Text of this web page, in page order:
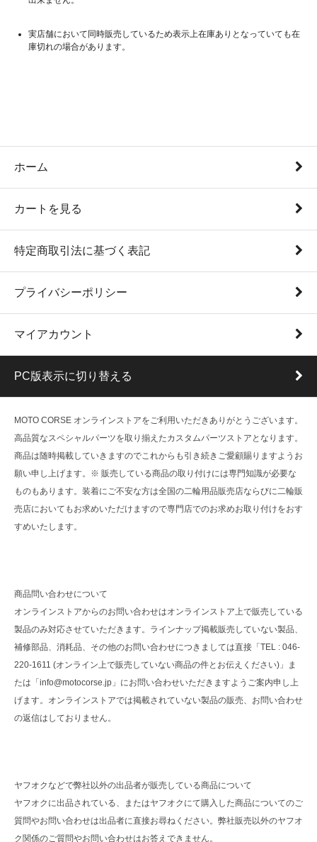
実店舗において同時販売しているため表示上在庫ありとなっていても在
庫切れの場合があります。
ホーム
カートを見る
特定商取引法に基づく表記
プライバシーポリシー
マイアカウント
PC版表示に切り替える
MOTO CORSE オンラインストアをご利用いただきありがとうございます。
高品質なスペシャルパーツを取り揃えたカスタムパーツストアとなります。
商品は随時掲載していきますのでこれからも引き続きご愛顧賜りますようお
願い申し上げます。※ 販売している商品の取り付けには専門知識が必要な
ものもあります。装着にご不安な方は全国の二輪用品販売店ならびに二輪販
売店においてもお求めいただけますので専門店でのお求めお取り付けをおす
すめいたします。
商品問い合わせについて
オンラインストアからのお問い合わせはオンラインストア上で販売している
製品のみ対応させていただきます。ラインナップ掲載販売していない製品、
補修部品、消耗品、その他のお問い合わせにつきましては直接「TEL : 046-
220-1611 (オンライン上で販売していない商品の件とお伝えください)」ま
たは「info@motocorse.jp」にお問い合わせいただきますようご案内申し上
げます。オンラインストアでは掲載されていない製品の販売、お問い合わせ
の返信はしておりません。
ヤフオクなどで弊社以外の出品者が販売している商品について
ヤフオクに出品されている、またはヤフオクにて購入した商品についてのご
質問やお問い合わせは出品者に直接お尋ねください。弊社販売以外のヤフオ
ク関係のご質問やお問い合わせはお答えできません。